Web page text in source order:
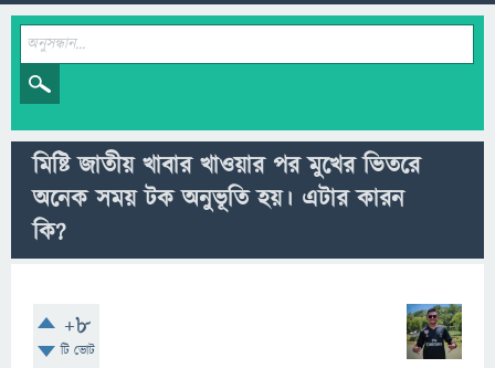
মিষ্টি জাতীয় খাবার খাওয়ার পর মুখের ভিতরে
অনেক সময় টক অনুভূতি হয়। এটার কারন
কি?
+8
টি ভোট